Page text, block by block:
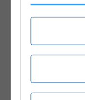
会員限定